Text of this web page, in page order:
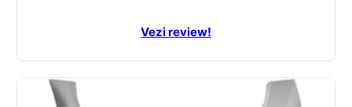
Vezi review!